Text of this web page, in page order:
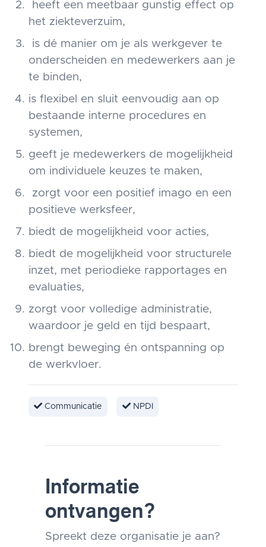
heeft een meetbaar gunstig effect op
het ziekteverzuim,
is dé manier om je als werkgever te
onderscheiden en medewerkers aan je
te binden,
is flexibel en sluit eenvoudig aan op
bestaande interne procedures en
systemen,
geeft je medewerkers de mogelijkheid
om individuele keuzes te maken,
zorgt voor een positief imago en een
positieve werksfeer,
biedt de mogelijkheid voor acties,
biedt de mogelijkheid voor structurele
inzet, met periodieke rapportages en
evaluaties,
zorgt voor volledige administratie,
waardoor je geld en tijd bespaart,
brengt beweging én ontspanning op
de werkvloer.
Communicatie NPDI
Informatie
ontvangen?
Spreekt deze organisatie je aan?